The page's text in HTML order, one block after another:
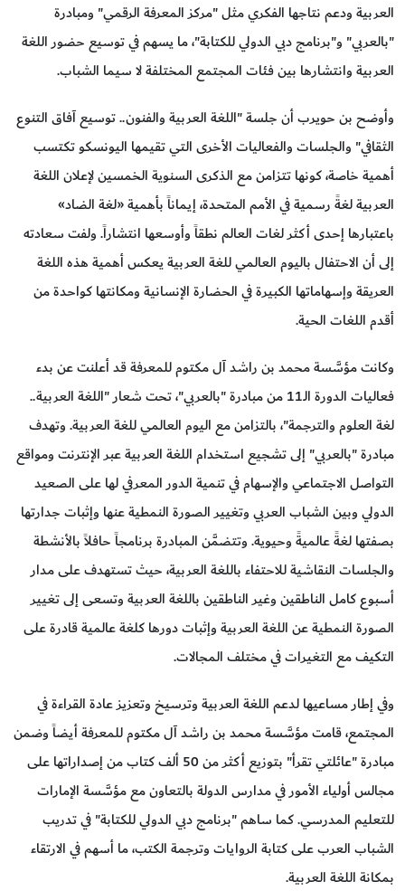
العربية ودعم نتاجها الفكري مثل "مركز المعرفة الرقمي" ومبادرة
"بالعربي" و"برنامج دبي الدولي للكتابة"، ما يسهم في توسيع حضور اللغة
العربية وانتشارها بين فئات المجتمع المختلفة لا سيما الشباب.
وأوضح بن حويرب أن جلسة "اللغة العربية والفنون.. توسيع آفاق التنوع
الثقافي" والجلسات والفعاليات الأخرى التي تقيمها اليونسكو تكتسب
أهمية خاصة، كونها تتزامن مع الذكرى السنوية الخمسين لإعلان اللغة
العربية لغةً رسمية في الأمم المتحدة، إيماناً بأهمية «لغة الضاد»
باعتبارها إحدى أكثر لغات العالم نطقاً وأوسعها انتشاراً. ولفت سعادته
إلى أن الاحتفال باليوم العالمي للغة العربية يعكس أهمية هذه اللغة
العريقة وإسهاماتها الكبيرة في الحضارة الإنسانية ومكانتها كواحدة من
أقدم اللغات الحية.
وكانت مؤسَّسة محمد بن راشد آل مكتوم للمعرفة قد أعلنت عن بدء
فعاليات الدورة الـ11 من مبادرة "بالعربي"، تحت شعار "اللغة العربية..
لغة العلوم والترجمة"، بالتزامن مع اليوم العالمي للغة العربية. وتهدف
مبادرة "بالعربي" إلى تشجيع استخدام اللغة العربية عبر الإنترنت ومواقع
التواصل الاجتماعي والإسهام في تنمية الدور المعرفي لها على الصعيد
الدولي وبين الشباب العربي وتغيير الصورة النمطية عنها وإثبات جدارتها
بصفتها لغةً عالميةً وحيوية. وتتضمَّن المبادرة برنامجاً حافلاً بالأنشطة
والجلسات النقاشية للاحتفاء باللغة العربية، حيث تستهدف على مدار
أسبوع كامل الناطقين وغير الناطقين باللغة العربية وتسعى إلى تغيير
الصورة النمطية عن اللغة العربية وإثبات دورها كلغة عالمية قادرة على
التكيف مع التغيرات في مختلف المجالات.
وفي إطار مساعيها لدعم اللغة العربية وترسيخ وتعزيز عادة القراءة في
المجتمع، قامت مؤسَّسة محمد بن راشد آل مكتوم للمعرفة أيضاً وضمن
مبادرة "عائلتي تقرأ" بتوزيع أكثر من 50 ألف كتاب من إصداراتها على
مجالس أولياء الأمور في مدارس الدولة بالتعاون مع مؤسَّسة الإمارات
للتعليم المدرسي. كما ساهم "برنامج دبي الدولي للكتابة" في تدريب
الشباب العرب على كتابة الروايات وترجمة الكتب، ما أسهم في الارتقاء
بمكانة اللغة العربية.